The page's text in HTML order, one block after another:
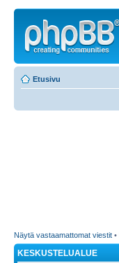
Etusivu
Näytä vastaamattomat viestit •
KESKUSTELUALUE